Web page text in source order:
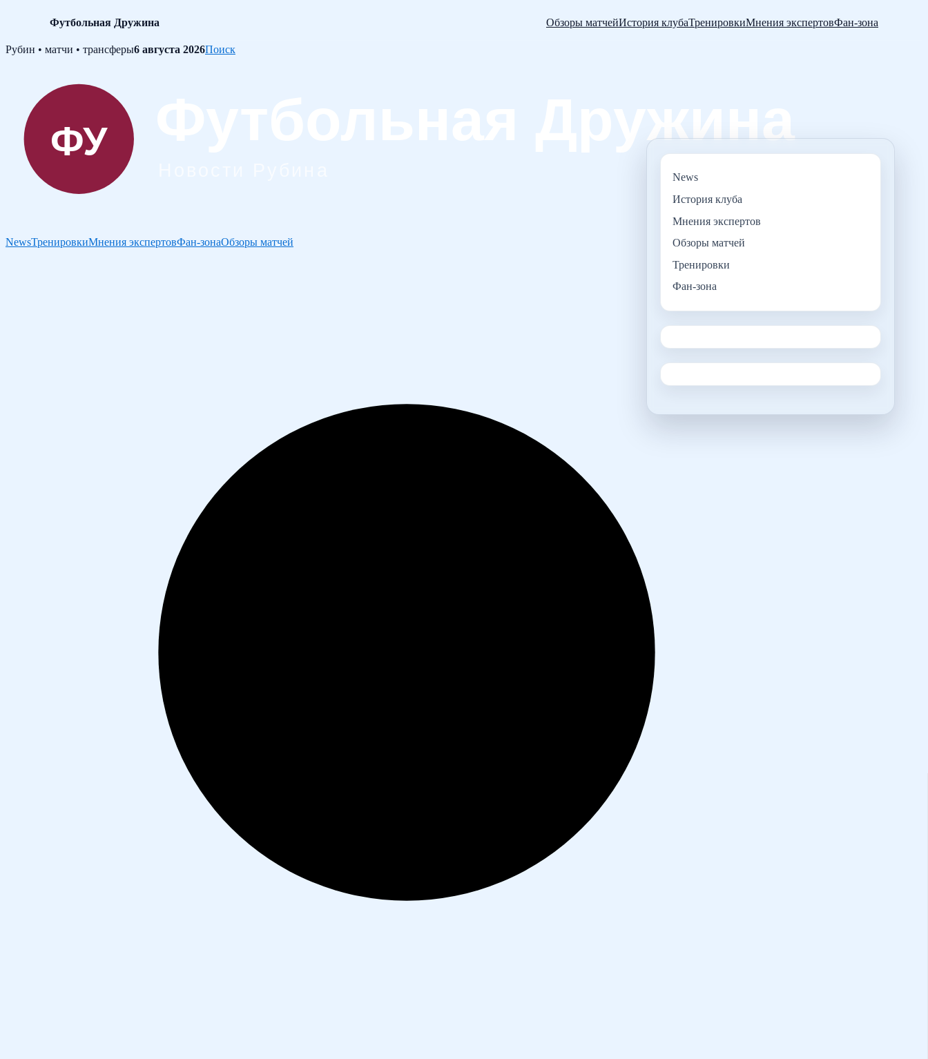
Футбольная Дружина Обзоры матчейИстория клубаТренировкиМнения экспертовФан-зона
Skip
Рубин • матчи • трансферы6 августа 2026Поиск
NewsТренировкиМнения экспертовФан-зонаОбзоры матчей
News
История клуба
Мнения экспертов
Обзоры матчей
Тренировки
Фан-зона